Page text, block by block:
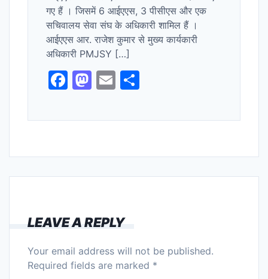
गए हैं । जिसमें 6 आईएएस, 3 पीसीएस और एक
सचिवालय सेवा संघ के अधिकारी शामिल हैं ।
आईएएस आर. राजेश कुमार से मुख्य कार्यकारी
अधिकारी PMJSY […]
F
c
b
o
k
M
st
d
o
E
ai ar
LEAVE A REPLY
Your email address will not be published.
Required fields are marked *